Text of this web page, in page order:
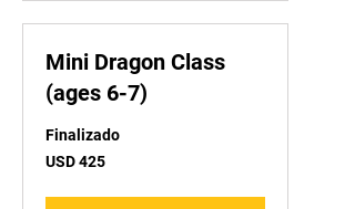
Mini Dragon Class
(ages 6-7)
Finalizado
425
dólares
USD 425